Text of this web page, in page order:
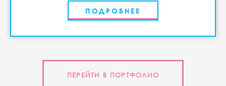
ПОДРОБНЕЕ
ПЕРЕЙТИ В ПОРТФОЛИО